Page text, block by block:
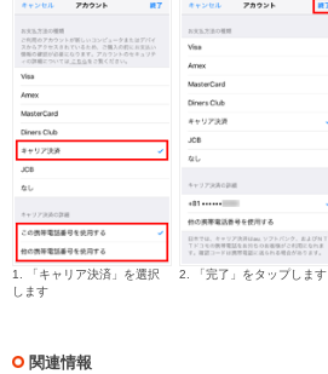
1. 「キャリア決済」を選択
します
2. 「完了」をタップします
関連情報